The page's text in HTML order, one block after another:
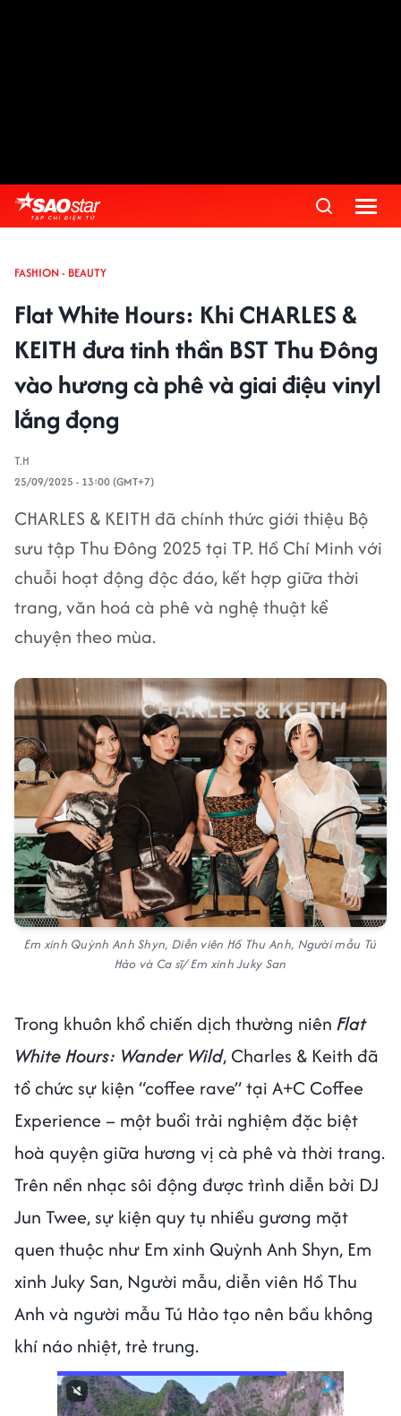
FASHION - BEAUTY
Flat White Hours: Khi CHARLES &
KEITH đưa tinh thần BST Thu Đông
vào hương cà phê và giai điệu vinyl
lắng đọng
T.H
25/09/2025 - 13:00 (GMT+7)
CHARLES & KEITH đã chính thức giới thiệu Bộ
sưu tập Thu Đông 2025 tại TP. Hồ Chí Minh với
chuỗi hoạt động độc đáo, kết hợp giữa thời
trang, văn hoá cà phê và nghệ thuật kể
chuyện theo mùa.
Em xinh Quỳnh Anh Shyn, Diễn viên Hồ Thu Anh, Người mẫu Tú
Hảo và Ca sĩ/ Em xinh Juky San
Trong khuôn khổ chiến dịch thường niên Flat
White Hours: Wander Wild, Charles & Keith đã
tổ chức sự kiện “coffee rave” tại A+C Coffee
Experience – một buổi trải nghiệm đặc biệt
hoà quyện giữa hương vị cà phê và thời trang.
Trên nền nhạc sôi động được trình diễn bởi DJ
Jun Twee, sự kiện quy tụ nhiều gương mặt
quen thuộc như Em xinh Quỳnh Anh Shyn, Em
xinh Juky San, Người mẫu, diễn viên Hồ Thu
Anh và người mẫu Tú Hảo tạo nên bầu không
khí náo nhiệt, trẻ trung.